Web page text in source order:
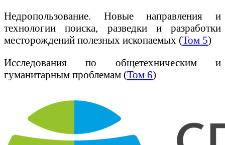
Недропользование. Новые направления и
технологии поиска, разведки и разработки
месторождений полезных ископаемых (Том 5)
Исследования по общетехническим и
гуманитарным проблемам (Том 6)